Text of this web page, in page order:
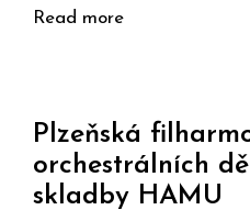
Read more
Plzeňská
orchestrálních
skladby HAMU